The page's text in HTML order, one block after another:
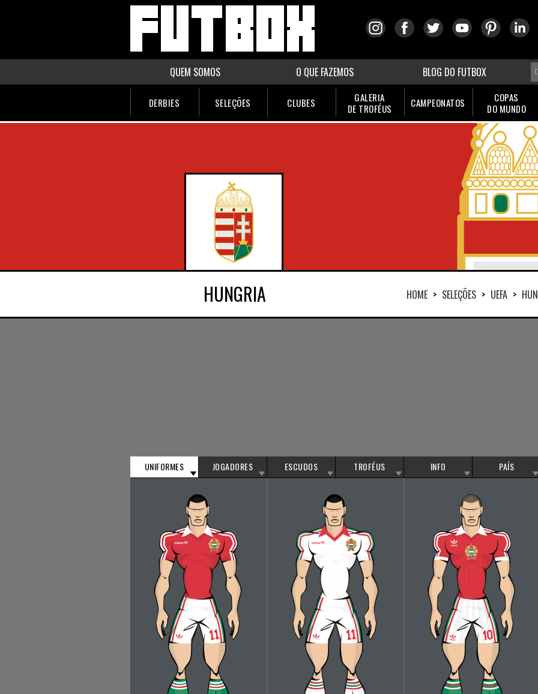
QUEM SOMOS O QUE FAZEMOS BLOG DO FUTBOX
DERBIES SELEÇÕES CLUBES
GALERIA
DE TROFÉUS
CAMPEONATOS
COPAS
DO MUNDO
HUNGRIA HOME > SELEÇÕES > UEFA >
UNIFORMES JOGADORES ESCUDOS TROFÉUS INFO PAÍS